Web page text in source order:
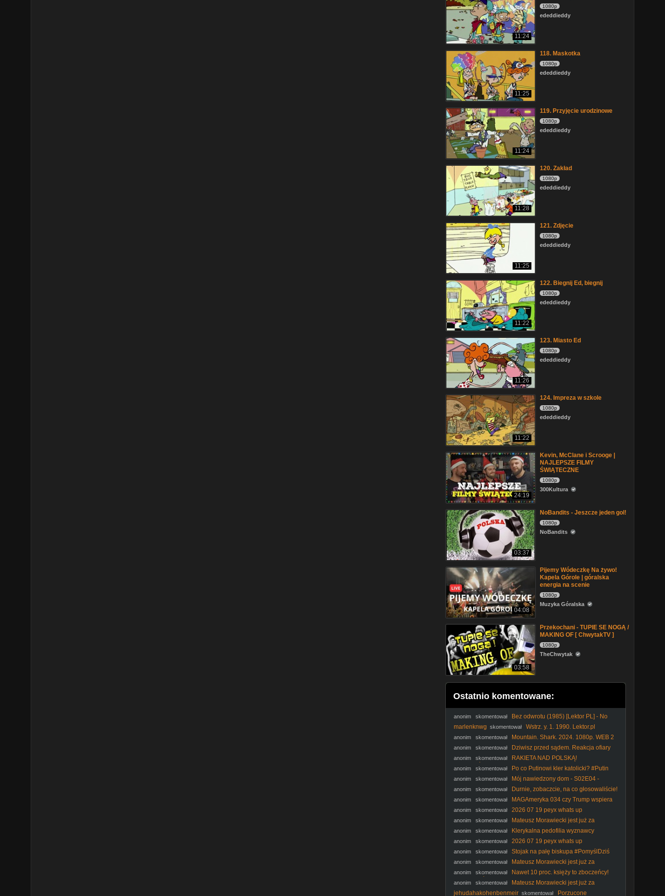
11:24
1080p
ededdieddy
11:25
118. Maskotka
1080p
ededdieddy
11:24
119. Przyjęcie urodzinowe
1080p
ededdieddy
11:28
120. Zakład
1080p
ededdieddy
11:25
121. Zdjęcie
1080p
ededdieddy
11:22
122. Biegnij Ed, biegnij
1080p
ededdieddy
11:26
123. Miasto Ed
1080p
ededdieddy
11:22
124. Impreza w szkole
1080p
ededdieddy
24:19
Kevin, McClane i Scrooge |
NAJLEPSZE FILMY
ŚWIĄTECZNE
1080p
300Kultura
03:37
NoBandits - Jeszcze jeden gol!
1080p
NoBandits
04:08
Pijemy Wódeczkę Na żywo!
Kapela Górole | góralska
energia na scenie
1080p
Muzyka Góralska
03:58
Przekochani - TUPIE SE NOGĄ /
MAKING OF [ ChwytakTV ]
1080p
TheChwytak
Ostatnio komentowane:
anonim skomentował
Bez odwrotu (1985) [Lektor PL] - No
Retreat, No Surrender
marlenknwg skomentował Wstrz. y. 1. 1990. Lektor.pl
anonim skomentował Mountain. Shark. 2024. 1080p. WEB 2
anonim skomentował
Dziwisz przed sądem. Reakcja ofiary
księdza I IPP
anonim skomentował
RAKIETA NAD POLSKĄ!
PRZERAŻAJĄCA NIEKOMPETENCJA RZĄDU
anonim skomentował
Po co Putinowi kler katolicki? #Putin
#Rosja #kler #katokomuna #polityka
anonim skomentował
Mój nawiedzony dom - S02E04 -
Akademik, sekretny pokój
anonim skomentował
Durnie, zobaczcie, na co głosowaliście!
#Nawrocki #Batyr #protestanci #wybory2025 #polityka
anonim skomentował
MAGAmeryka 034 czy Trump wspiera
Rosję
anonim skomentował 2026 07 19 peyx whats up
anonim skomentował
Mateusz Morawiecki jest już za
kompromisem aborcyjnym
anonim skomentował
Klerykalna pedofilia wyznawcy
molocha #kler #katolicyzm #Kościółkatolicki #katokomuna
anonim skomentował 2026 07 19 peyx whats up
anonim skomentował
Stojak na pałę biskupa #PomyślDziś
odc. 2644
anonim skomentował
Mateusz Morawiecki jest już za
kompromisem aborcyjnym
anonim skomentował
Nawet 10 proc. księży to zboczeńcy!
#IPPTVNaŻywo #ksiądz #kler
anonim skomentował
Mateusz Morawiecki jest już za
kompromisem aborcyjnym
jehudahakohenbenmeir skomentował Porzucone